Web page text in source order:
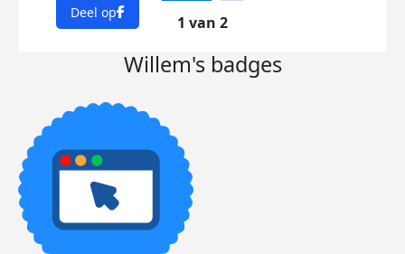
Deel op
1 van 2
Willem's badges